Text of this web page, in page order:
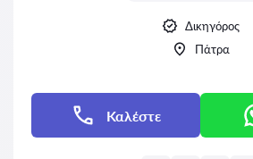
Δικηγόρος
Πάτρα
Καλέστε